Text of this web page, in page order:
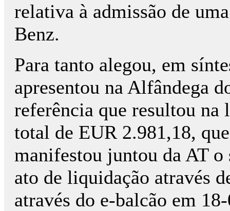
relativa à admissão de
Benz.
Para tanto alegou, em
apresentou na Alfândega
referência que resultou
total de EUR 2.981,18,
manifestou juntou da AT o
ato de liquidação através
através do e-balcão em